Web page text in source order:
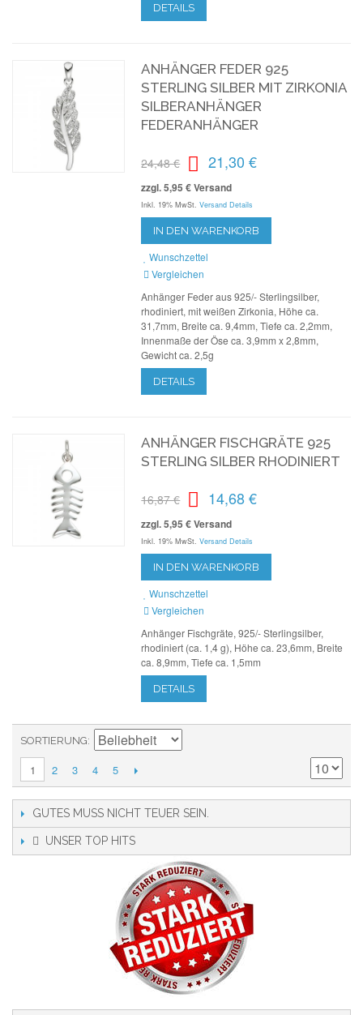
DETAILS
ANHÄNGER FEDER 925
STERLING SILBER MIT ZIRKONIA
SILBERANHÄNGER
FEDERANHÄNGER
24,48 € 21,30 €
zzgl. 5,95 € Versand
Inkl. 19% MwSt. Versand Details
IN DEN WARENKORB
Wunschzettel
Vergleichen
Anhänger Feder aus 925/- Sterlingsilber,
rhodiniert, mit weißen Zirkonia, Höhe ca.
31,7mm, Breite ca. 9,4mm, Tiefe ca. 2,2mm,
Innenmaße der Öse ca. 3,9mm x 2,8mm,
Gewicht ca. 2,5g
DETAILS
ANHÄNGER FISCHGRÄTE 925
STERLING SILBER RHODINIERT
16,87 € 14,68 €
zzgl. 5,95 € Versand
Inkl. 19% MwSt. Versand Details
IN DEN WARENKORB
Wunschzettel
Vergleichen
Anhänger Fischgräte, 925/- Sterlingsilber,
rhodiniert (ca. 1,4 g), Höhe ca. 23,6mm, Breite
ca. 8,9mm, Tiefe ca. 1,5mm
DETAILS
SORTIERUNG
1 2 3 4 5
GUTES MUSS NICHT TEUER SEIN.
UNSER TOP HITS